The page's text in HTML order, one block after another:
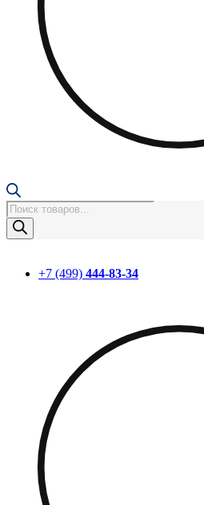
Поиск
товаров
+7 (499) 444-83-34